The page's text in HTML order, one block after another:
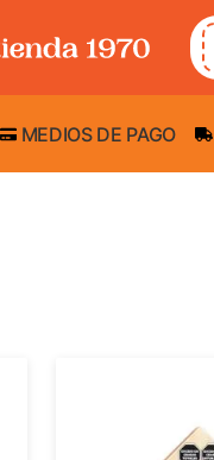
MEDIOS DE PAGO